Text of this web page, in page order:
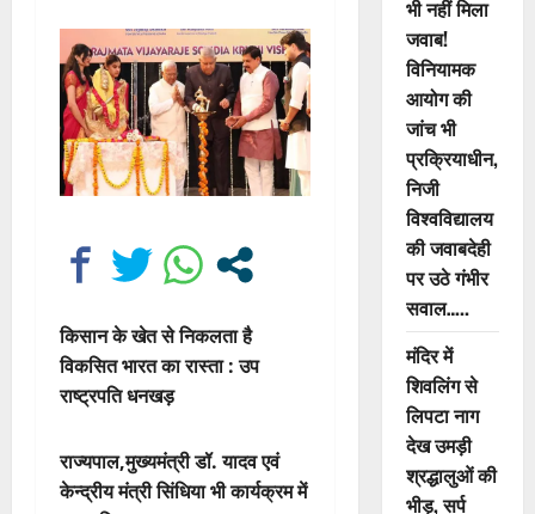
किसान के खेत से निकलता है
विकसित भारत का रास्ता : उप
राष्ट्रपति धनखड़
राज्यपाल,मुख्यमंत्री डॉ. यादव एवं
केन्द्रीय मंत्री सिंधिया भी कार्यक्रम में
भी नहीं मिला
जवाब!
विनियामक
आयोग की
जांच भी
प्रक्रियाधीन,
निजी
विश्वविद्यालय
की जवाबदेही
पर उठे गंभीर
सवाल…..
मंदिर में
शिवलिंग से
लिपटा नाग
देख उमड़ी
श्रद्धालुओं की
भीड़, सर्प